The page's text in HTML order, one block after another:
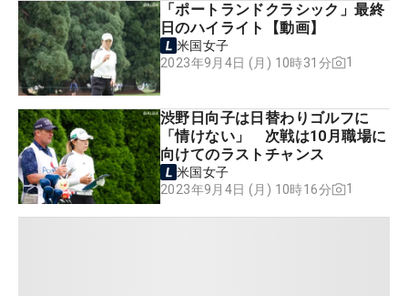
「ポートランドクラシック」最終
日のハイライト【動画】
米国女子
2023年9月4日 (月) 10時31分
1
渋野日向子は日替わりゴルフに
「情けない」 次戦は10月職場に
向けてのラストチャンス
米国女子
2023年9月4日 (月) 10時16分
1